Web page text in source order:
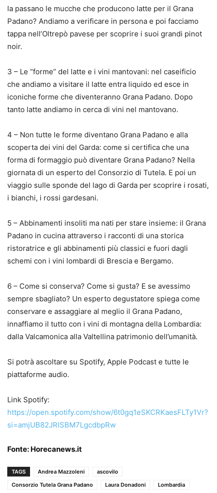
la passano le mucche che producono latte per il Grana
Padano? Andiamo a verificare in persona e poi facciamo
tappa nell’Oltrepò pavese per scoprire i suoi grandi pinot
noir.
3 – Le “forme” del latte e i vini mantovani: nel caseificio
che andiamo a visitare il latte entra liquido ed esce in
iconiche forme che diventeranno Grana Padano. Dopo
tanto latte andiamo in cerca di vini nel mantovano.
4 – Non tutte le forme diventano Grana Padano e alla
scoperta dei vini del Garda: come si certifica che una
forma di formaggio può diventare Grana Padano? Nella
giornata di un esperto del Consorzio di Tutela. E poi un
viaggio sulle sponde del lago di Garda per scoprire i rosati,
i bianchi, i rossi gardesani.
5 – Abbinamenti insoliti ma nati per stare insieme: il Grana
Padano in cucina attraverso i racconti di una storica
ristoratrice e gli abbinamenti più classici e fuori dagli
schemi con i vini lombardi di Brescia e Bergamo.
6 – Come si conserva? Come si gusta? E se avessimo
sempre sbagliato? Un esperto degustatore spiega come
conservare e assaggiare al meglio il Grana Padano,
innaffiamo il tutto con i vini di montagna della Lombardia:
dalla Valcamonica alla Valtellina patrimonio dell’umanità.
Si potrà ascoltare su Spotify, Apple Podcast e tutte le
piattaforme audio.
Link Spotify:
https://open.spotify.com/show/6t0gq1eSKCRKaesFLTy1Vr?
si=amjUB82JRISBM7LgcdbpRw
Fonte: Horecanews.it
TAGS Andrea Mazzoleni
ascovilo
Consorzio Tutela Grana Padano
Laura Donadoni
Lombardia